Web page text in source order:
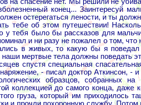
конец... Заинтересуй
остерегаться лености, и ты
тебе об этом путешествии!
у тебя было бы рассказов для
и ни разу не пожалел о том,
в живых, то какую бы я поведал
наши мертвые тела должны поведать
специальная спасательная
- писал доктор Аткинсон,
образцов, собранных
коллекцией до самого конца, даже
груза, который им